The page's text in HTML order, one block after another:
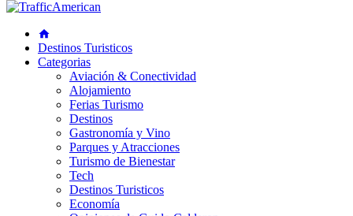
Destinos Turisticos
Categorias
Aviación & Conectividad
Alojamiento
Ferias Turismo
Destinos
Gastronomía y Vino
Parques y Atracciones
Turismo de Bienestar
Tech
Destinos Turisticos
Economía